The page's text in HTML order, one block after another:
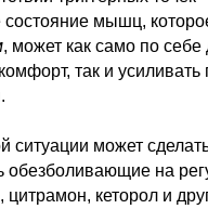
состояние мышц,
, может как само по себе
так и усиливать
ситуации может
обезболивающие на
цитрамон, кеторол и